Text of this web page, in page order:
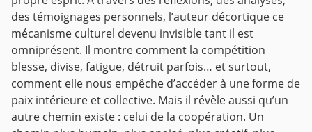
des témoignages personnels, l’auteur décortique ce
mécanisme culturel devenu invisible tant il est
omniprésent. Il montre comment la compétition
blesse, divise, fatigue, détruit parfois… et surtout,
comment elle nous empêche d’accéderà une forme de
paix intérieure et collective. Mais il révèle aussi qu’un
autre chemin existe : celui de la coopération. Un